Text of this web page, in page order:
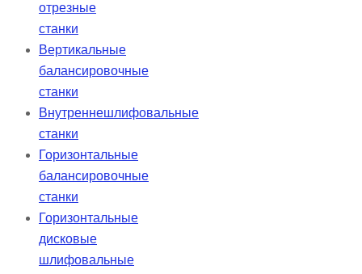
отрезные
станки
Вертикальные
балансировочные
станки
Внутреннешлифовальные
станки
Горизонтальные
балансировочные
станки
Горизонтальные
дисковые
шлифовальные